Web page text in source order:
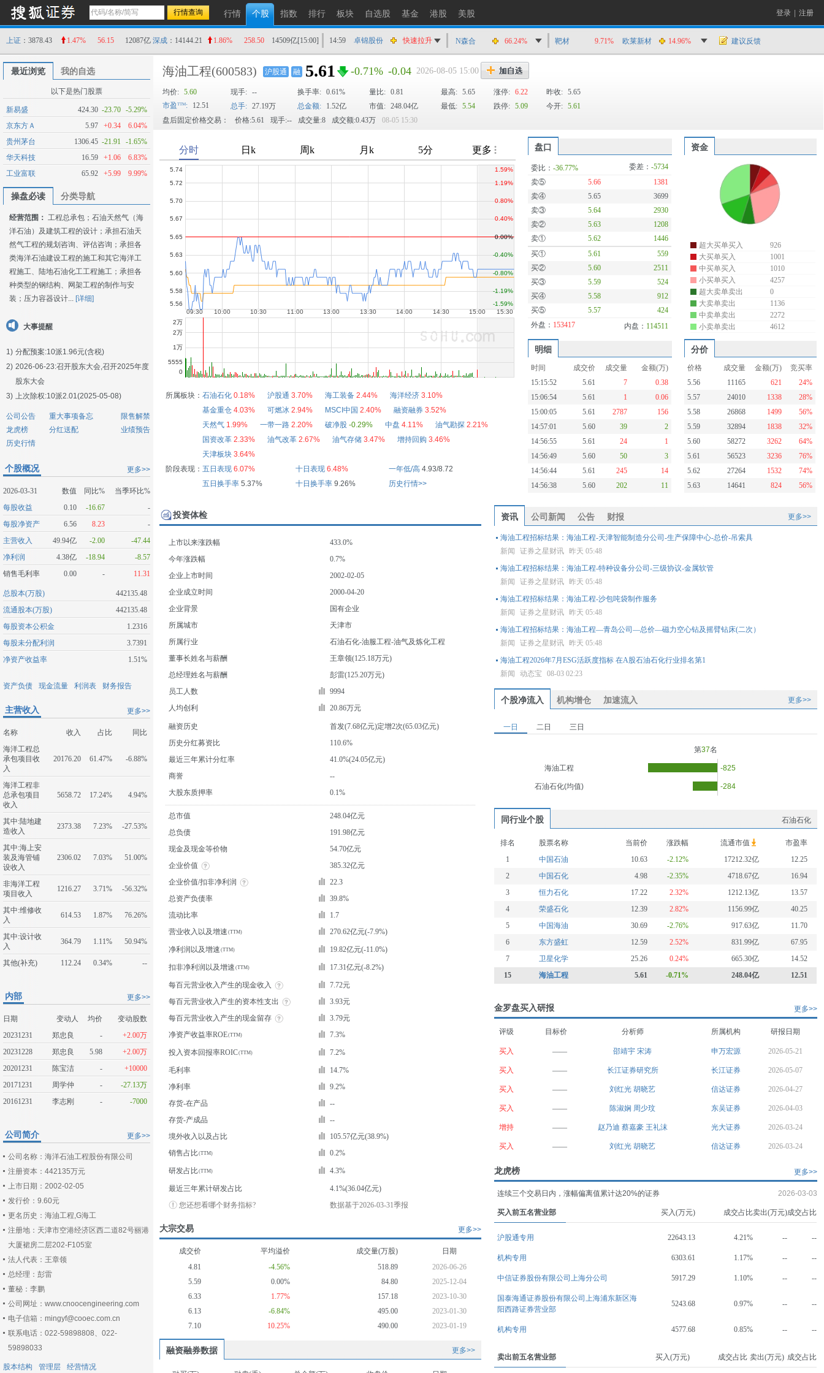
行情 个股 指数 排行 板块 自选股 基金 港股 美股 登录 注册
上证 ：3878.43 1.47% 56.15 12087亿 深成 ：14144.21 1.86% 258.50 14509亿[15:00] 14:59 卓锦股份
快速拉升
14:57
时创能源
快速拉升
14:57
三生国健
涨停
14:57
*ST春天
14:56
中船特气
快速拉升
14:56
*ST宝馨
赛意信息
14:55
星源卓镁
快速拉升
N森合 66.24% 靶材 9.71% 欧莱新材 14.96% 建议反馈
最近浏览 我的自选
以下是热门股票
新易盛 424.30 -23.70 -5.29%
京东方Ａ
5.97 +0.34
6.04%
贵州茅台
1306.45 -21.91
-1.65%
华天科技
16.59 +1.06
6.83%
工业富联
65.92 +5.99 9.99%
操盘必读 分类导航
经营范围： 工程总承包；石油天然气（海
洋石油）及建筑工程的设计；承担石油天
然气工程的规划咨询、评估咨询；承担各
类海洋石油建设工程的施工和其它海洋工
程施工、陆地石油化工工程施工；承担各
种类型的钢结构、网架工程的制作与安
装；压力容器设计... [详细]
大事提醒
1) 分配预案:10派1.96元(含税)
2) 2026-06-23:召开股东大会,召开2025年度
股东大会
3) 上次除权:10派2.01(2025-05-08)
公司公告 重大事项备忘
限售解禁
龙虎榜
分红送配
业绩预告
历史行情
更多>>
个股概况
2026-03-31 数值 同比%
当季环比%
每股收益
0.10 -16.67
-
每股净资产
6.56 8.23
-
主营收入
49.94亿 -2.00
-47.44
净利润
4.38亿 -18.94
-8.57
销售毛利率
0.00 - 11.31
总股本(万股)
442135.48
流通股本(万股)
442135.48
每股资本公积金
1.2316
每股未分配利润
3.7391
净资产收益率
1.51%
资产负债 现金流量 利润表 财务报告
更多>>
主营收入
名称 收入 占比
同比
海洋工程总
承包项目收
入
20176.20 61.47% -6.88%
海洋工程非
总承包项目
收入
5658.72 17.24% 4.94%
其中:陆地建
造收入
2373.38 7.23% -27.53%
其中:海上安
装及海管铺
设收入
2306.02 7.03% 51.00%
非海洋工程
项目收入
1216.27 3.71% -56.32%
其中:维修收
入
614.53 1.87% 76.26%
其中:设计收
入
364.79 1.11% 50.94%
其他(补充) 112.24 0.34% --
更多>>
内部
日期 变动人 均价
变动股数
20231231
郑忠良 -
+2.00万
20231228
郑忠良 5.98
+2.00万
20201231
陈宝洁 -
+10000
20171231
周学仲 -
-27.13万
20161231
李志刚 - -7000
更多>>
公司简介
公司名称：海洋石油工程股份有限公司
注册资本：442135万元
上市日期：2002-02-05
发行价：9.60元
更名历史：海油工程,G海工
注册地：天津市空港经济区西二道82号丽港
大厦裙房二层202-F105室
法人代表：王章领
总经理：彭雷
董秘：李鹏
公司网址：www.cnoocengineering.com
电子信箱：mingyf@cooec.com.cn
联系电话：022-59898808、022-
59898033
股本结构 管理层 经营情况
海油工程(600583) 沪股通 融 5.61 -0.71% -0.04 2026-08-05 15:00
均价: 5.60 现手: -- 换手率: 0.61% 量比: 0.81 最高: 5.65 涨停: 6.22 昨收: 5.65
市盈
: 12.51 总手: 27.19万 总金额: 1.52亿 市值: 248.04亿 最低: 5.54 跌停: 5.09 今开: 5.61
盘后固定价格交易：
价格:5.61 现手:-- 成交量:8 成交额:0.43万 08-05 15:30
所属板块： 石油石化 0.18% 沪股通 3.70% 海工装备 2.44% 海洋经济 3.10%
基金重仓 4.03% 可燃冰 2.94% MSCI中国 2.40% 融资融券 3.52%
天然气 1.99% 一带一路 2.20% 破净股 -0.29% 中盘 4.11% 油气勘探 2.21%
国资改革 2.33% 油气改革 2.67% 油气存储 3.47% 增持回购 3.46%
天津板块 3.64%
阶段表现： 五日表现 6.07% 十日表现 6.48% 一年低/高 4.93/8.72
五日换手率5.37% 十日换手率9.26% 历史行情>>
盘口 资金
委比：-36.77% 委差：-5734
卖⑤
5.66
1381
卖④
5.65
3699
卖③
5.64
2930
卖②
5.63
1208
卖①
5.62
1446
买①
5.61
559
买②
5.60
2511
买③
5.59
524
买④
5.58
912
买⑤
5.57
424
外盘： 153417 内盘： 114511
超大买单买入
926
大买单买入
1001
中买单买入
1010
小买单买入
4257
超大卖单卖出
0
大卖单卖出
1136
中卖单卖出
2272
小卖单卖出
4612
明细 分价
时间 成交价 成交量
金额(万)
15:15:52
5.61 7
0.38
15:06:54
5.61 1
0.06
15:00:05
5.61 2787
156
14:57:01
5.60 39
2
14:56:55
5.61 24
1
14:56:49
5.60 50
3
14:56:44
5.61 245
14
14:56:38
5.60 202 11
价格 成交量 金额(万)
竞买率
5.56
11165 621
24%
5.57
24010 1338
28%
5.58
26868 1499
56%
5.59
32894 1838
32%
5.60
58272 3262
64%
5.61
56523 3236
76%
5.62
27264 1532
74%
5.63
14641 824 56%
投资体检
上市以来涨跌幅
433.0%
今年涨跌幅
0.7%
企业上市时间
2002-02-05
企业成立时间
2000-04-20
企业背景
国有企业
所属城市
天津市
所属行业
石油石化-油服工程-油气及炼化工程
董事长姓名与薪酬
王章领(125.18万元)
总经理姓名与薪酬
彭雷(125.20万元)
员工人数
9994
人均创利
20.86万元
融资历史
首发(7.68亿元)定增2次(65.03亿元)
历史分红募资比
110.6%
最近三年累计分红率
41.0%(24.05亿元)
商誉
--
大股东质押率
0.1%
总市值
248.04亿元
总负债
191.98亿元
现金及现金等价物
54.70亿元
企业价值
385.32亿元
企业价值/扣非净利润
22.3
总资产负债率
39.8%
流动比率
1.7
营业收入以及增速
270.62亿元(-7.9%)
净利润以及增速 19.82亿元(-11.0%)
扣非净利润以及增速 17.31亿元(-8.2%)
每百元营业收入产生的现金收入
7.72元
每百元营业收入产生的资本性支出
3.93元
每百元营业收入产生的现金留存
3.79元
净资产收益率ROE
7.3%
投入资本回报率ROIC 7.2%
毛利率
14.7%
净利率
9.2%
存货-在产品
--
存货-产成品
--
境外收入以及占比
105.57亿元(38.9%)
销售占比
0.2%
研发占比 4.3%
最近三年累计研发占比
4.1%(36.04亿元)
您还想看哪个财务指标?
数据基于2026-03-31季报
更多>>
大宗交易
成交价 平均溢价 成交量(万股)
日期
4.81
-4.56% 518.89
2026-06-26
5.59
0.00% 84.80
2025-12-04
6.33
1.77% 157.18
2023-10-30
6.13
-6.84% 495.00
2023-01-30
7.10
10.25% 490.00 2023-01-19
融资融券数据 更多>>
资讯 公司新闻 公告 财报 更多>>
海油工程招标结果：海油工程-天津智能制造分公司-生产保障中心-总价-吊索具
新闻
证券之星财讯
昨天 05:48
海油工程招标结果：海油工程-特种设备分公司-三级协议-金属软管
新闻
证券之星财讯
昨天 05:48
海油工程招标结果：海油工程-沙包吨袋制作服务
新闻
证券之星财讯
昨天 05:48
海油工程招标结果：海油工程—青岛公司—总价—磁力空心钻及摇臂钻床(二次）
新闻
证券之星财讯
昨天 05:48
海油工程2026年7月ESG活跃度指标 在A股石油石化行业排名第1
新闻
动态宝 08-03 02:23
个股净流入 机构增仓 加速流入 更多>>
一日 二日 三日
第37名
海油工程 -825
石油石化(均值) -284
同行业个股 石油石化
排名 股票名称 当前价 涨跌幅 流通市值
市盈率
1
中国石油 10.63 -2.12% 17212.32亿
12.25
2
中国石化 4.98 -2.35% 4718.67亿
16.94
3
恒力石化 17.22 2.32% 1212.13亿
13.57
4
荣盛石化 12.39 2.82% 1156.99亿
40.25
5
中国海油 30.69 -2.76% 917.63亿
11.70
6
东方盛虹 12.59 2.52% 831.99亿
67.95
7
卫星化学 25.26 0.24% 665.30亿
14.52
15
海油工程 5.61 -0.71% 248.04亿 12.51
更多>>
金罗盘买入研报
评级 目标价 分析师 所属机构 研报日期
买入 —— 邵靖宇宋涛 申万宏源 2026-05-21
买入 —— 长江证券研究所 长江证券 2026-05-07
买入 —— 刘红光胡晓艺 信达证券 2026-04-27
买入 —— 陈淑娴 周少玟 东吴证券 2026-04-03
增持 —— 赵乃迪 蔡嘉豪 王礼沫 光大证券 2026-03-24
买入 —— 刘红光胡晓艺 信达证券 2026-03-24
更多>>
龙虎榜
连续三个交易日内，涨幅偏离值累计达20%的证券 2026-03-03
买入前五名营业部 买入(万元) 成交占比卖出(万元)成交占比
沪股通专用 22643.13 4.21% -- --
机构专用 6303.61 1.17% -- --
中信证券股份有限公司上海分公司 5917.29 1.10% -- --
国泰海通证券股份有限公司上海浦东新区海
阳西路证券营业部
5243.68 0.97% -- --
机构专用 4577.68 0.85% -- --
卖出前五名营业部 买入(万元) 成交占比 卖出(万元) 成交占比